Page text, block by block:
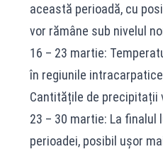
această perioadă, cu
vor rămâne sub nivelul
16 – 23 martie:
în regiunile
Cantitățile de precipitații
23 – 30 martie: La
perioadei, posibil ușor